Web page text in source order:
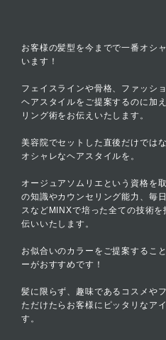
お客様の髪型を今までで一番オシ
います！
フェイスラインや骨格、ファッシ
ヘアスタイルをご提案するのに加
リング術をお伝えいたします。
美容院でセットした直後だけでは
オシャレなヘアスタイルを。
オージュアソムリエという資格を
の知識やカウンセリング能力、毎
スなどMINXで培った全ての技術
伝いいたします。
お似合いのカラーをご提案するこ
ーがおすすめです！
髪に限らず、趣味であるコスメや
ただけたらお客様にピッタリなア
す。